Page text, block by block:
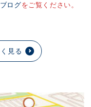
ブログをご覧ください。
見る